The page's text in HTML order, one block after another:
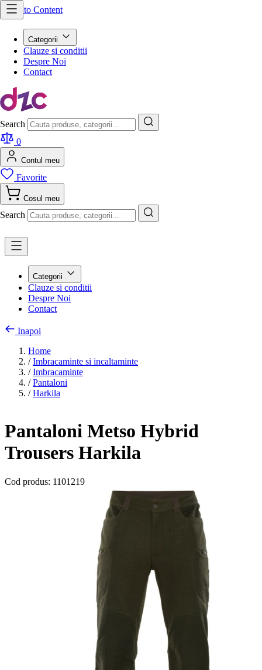
Skip to Content
Categorii
Clauze si conditii
Despre Noi
Contact
Search
0
Contul meu
Favorite
Cosul meu
Search
Categorii
Clauze si conditii
Despre Noi
Contact
Inapoi
Home
/ Imbracaminte si incaltaminte
/ Imbracaminte
/ Pantaloni
/ Harkila
Pantaloni Metso Hybrid
Trousers Harkila
Cod produs: 1101219